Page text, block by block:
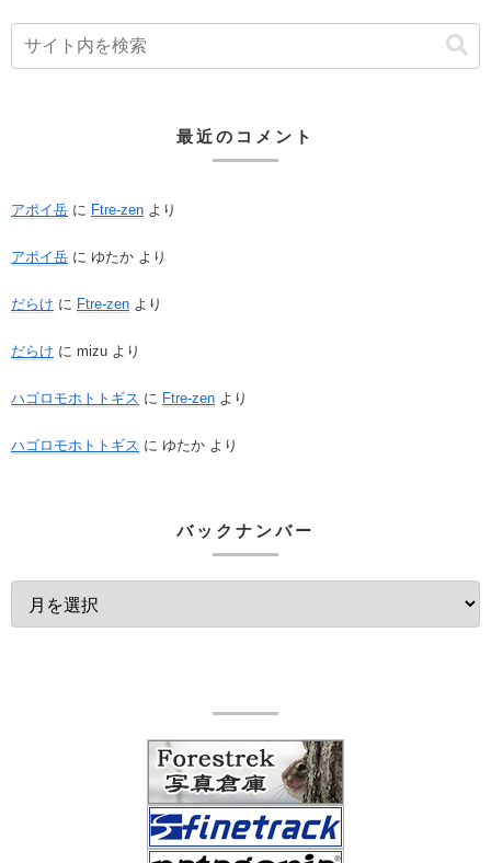
最近のコメント
アポイ岳 に Ftre-zen より
アポイ岳 に ゆたか より
だらけ に Ftre-zen より
だらけ に mizu より
ハゴロモホトトギス に Ftre-zen より
ハゴロモホトトギス に ゆたか より
バックナンバー